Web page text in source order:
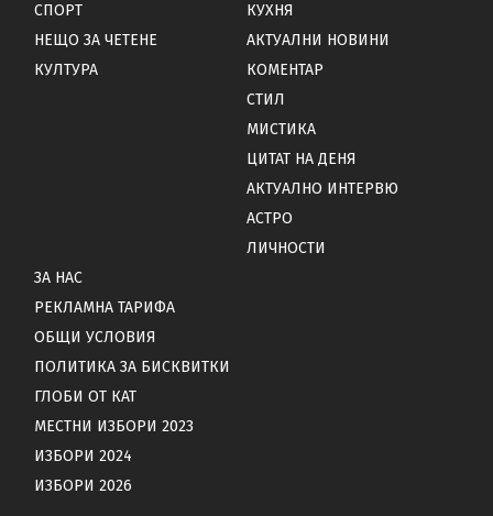
СПОРТ
НЕЩО ЗА ЧЕТЕНЕ
КУЛТУРА
КУХНЯ
АКТУАЛНИ НОВИНИ
КОМЕНТАР
СТИЛ
МИСТИКА
ЦИТАТ НА ДЕНЯ
АКТУАЛНО ИНТЕРВЮ
АСТРО
ЛИЧНОСТИ
ЗА НАС
РЕКЛАМНА ТАРИФА
ОБЩИ УСЛОВИЯ
ПОЛИТИКА ЗА БИСКВИТКИ
ГЛОБИ ОТ КАТ
МЕСТНИ ИЗБОРИ 2023
ИЗБОРИ 2024
ИЗБОРИ 2026